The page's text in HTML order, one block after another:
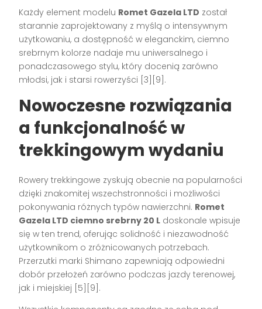
Każdy element modelu Romet Gazela LTD został
starannie zaprojektowany z myślą o intensywnym
użytkowaniu, a dostępność w eleganckim, ciemno
srebrnym kolorze nadaje mu uniwersalnego i
ponadczasowego stylu, który docenią zarówno
młodsi, jak i starsi rowerzyści [3][9] .
Nowoczesne rozwiązania
a funkcjonalność w
trekkingowym wydaniu
Rowery trekkingowe zyskują obecnie na popularności
dzięki znakomitej wszechstronności i możliwości
pokonywania różnych typów nawierzchni. Romet
Gazela LTD ciemno srebrny 20 L doskonale wpisuje
się w ten trend, oferując solidność i niezawodność
użytkownikom o zróżnicowanych potrzebach.
Przerzutki marki Shimano zapewniają odpowiedni
dobór przełożeń zarówno podczas jazdy terenowej,
jak i miejskiej [5][9] .